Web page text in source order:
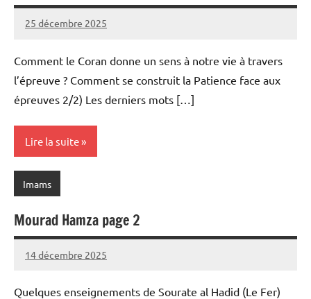
25 décembre 2025
prieres
Comment le Coran donne un sens à notre vie à travers
l’épreuve ? Comment se construit la Patience face aux
épreuves 2/2) Les derniers mots […]
Lire la suite
Imams
Mourad Hamza page 2
14 décembre 2025
prieres
Quelques enseignements de Sourate al Hadid (Le Fer)